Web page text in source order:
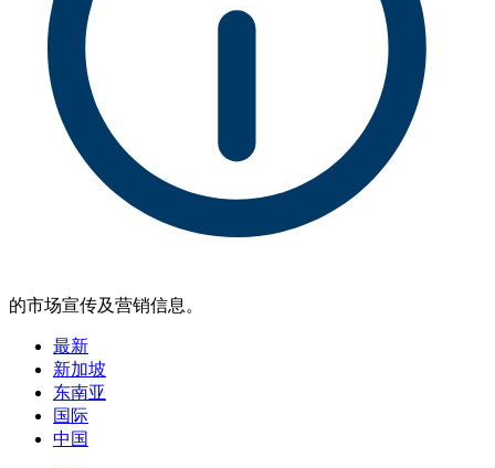
的市场宣传及营销信息。
最新
新加坡
东南亚
国际
中国